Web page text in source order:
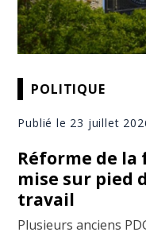
POLITIQUE
Publié le 23 juillet
Réforme de
mise sur pied
travail
Plusieurs anciens